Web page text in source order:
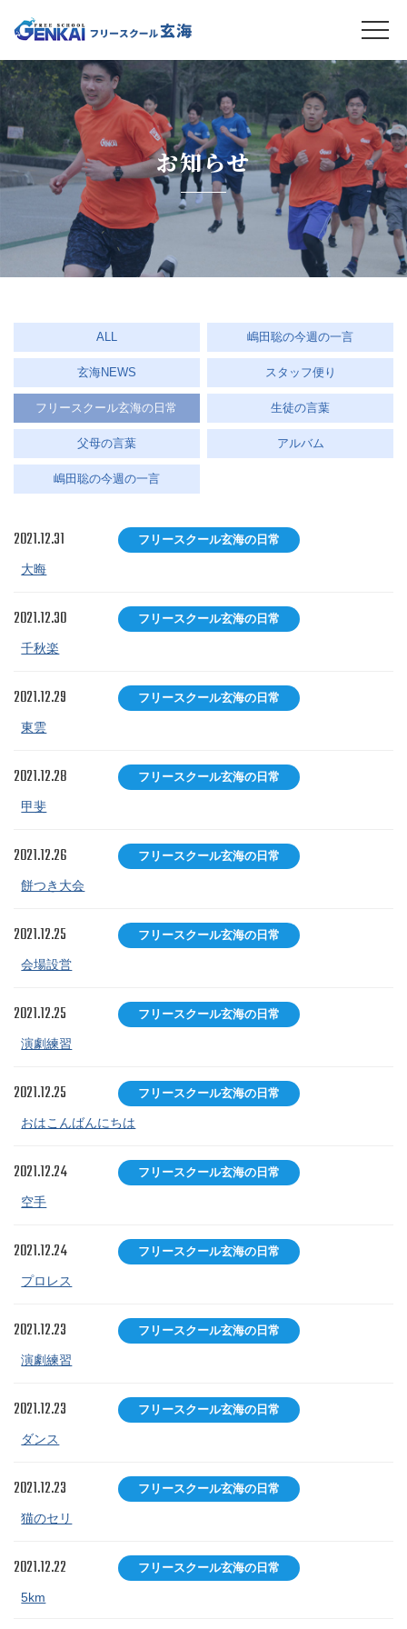
お知らせ
ALL 嶋田聡の今週の一言
玄海NEWS スタッフ便り
フリースクール玄海の日常 生徒の言葉
父母の言葉 アルバム
嶋田聡の今週の一言
2021.12.31 フリースクール玄海の日常
大晦
2021.12.30 フリースクール玄海の日常
千秋楽
2021.12.29 フリースクール玄海の日常
東雲
2021.12.28 フリースクール玄海の日常
甲斐
2021.12.26 フリースクール玄海の日常
餅つき大会
2021.12.25 フリースクール玄海の日常
会場設営
2021.12.25 フリースクール玄海の日常
演劇練習
2021.12.25 フリースクール玄海の日常
おはこんばんにちは
2021.12.24 フリースクール玄海の日常
空手
2021.12.24 フリースクール玄海の日常
プロレス
2021.12.23 フリースクール玄海の日常
演劇練習
2021.12.23 フリースクール玄海の日常
ダンス
2021.12.23 フリースクール玄海の日常
猫のセリ
2021.12.22 フリースクール玄海の日常
5km